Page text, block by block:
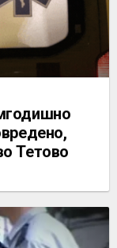
71-годишен пешак во Тетово